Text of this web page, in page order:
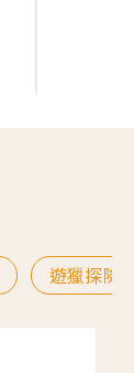
遊獵探險